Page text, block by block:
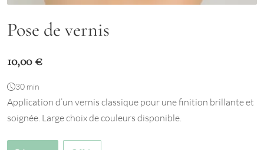
Pose de vernis
10,00€
30 min
Application d’un vernis classique pour une finition brillante et
soignée. Large choix de couleurs disponible.